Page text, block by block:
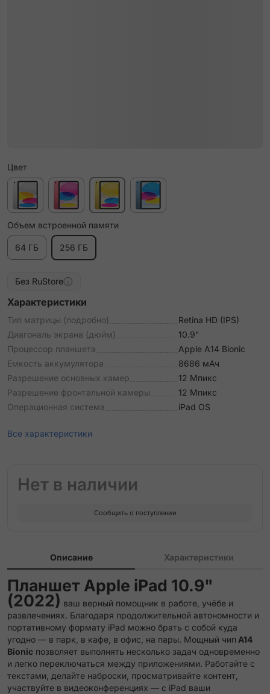
Цвет
Объем встроенной памяти
64 ГБ 256 ГБ
Без RuStore
Характеристики
Тип матрицы (подробно)
Retina HD (IPS)
Диагональ экрана (дюйм)
10.9"
Процессор планшета
Apple A14 Bionic
Емкость аккумулятора
8686 мАч
Разрешение основных камер
12 Мпикс
Разрешение фронтальной камеры
12 Мпикс
Операционная система
iPad OS
Все характеристики
Нет в наличии
Сообщить о поступлении
Описание Характеристики
Планшет Apple iPad 10.9"
(2022) ваш верный помощник в работе, учёбе и
развлечениях. Благодаря продолжительной автономности и
портативному формату iPad можно брать с собой куда
угодно — в парк, в кафе, в офис, на пары. Мощный чип A14
Bionic позволяет выполнять несколько задач одновременно
и легко переключаться между приложениями. Работайте с
текстами, делайте наброски, просматривайте контент,
участвуйте в видеоконференциях — с iPad ваши